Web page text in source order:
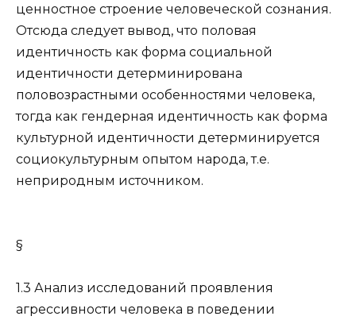
ценностное строение человеческой сознания.
Отсюда следует вывод, что половая
идентичность как форма социальной
идентичности детерминирована
половозрастными особенностями человека,
тогда как гендерная идентичность как форма
культурной идентичности детерминируется
социокультурным опытом народа, т.е.
неприродным источником.
§
1.3 Анализ исследований проявления
агрессивности человека в поведении